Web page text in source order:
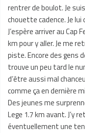
rentrer de boulot. Je
chouette cadence. Je
J’espère arriver au Cap
km pour y aller. Je me
piste. Encore des gens
trouve un peu tard le
d’être aussi mal
comme ça en dernière
Des jeunes me
Lege 1.7 km avant. J’y
éventuellement une